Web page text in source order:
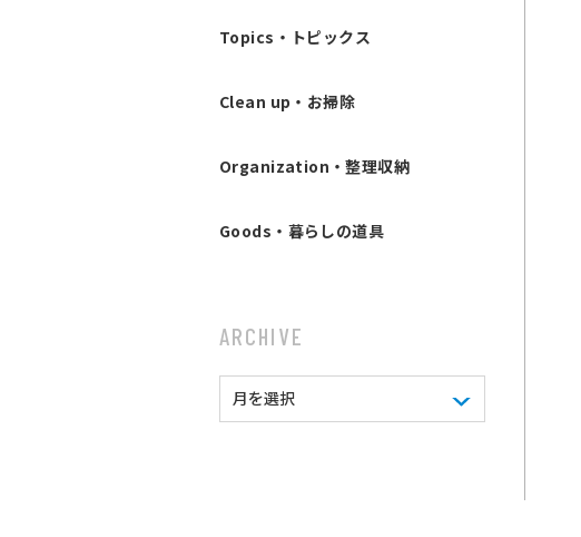
Topics・トピックス
Clean up・お掃除
Organization・整理収納
Goods・暮らしの道具
ARCHIVE